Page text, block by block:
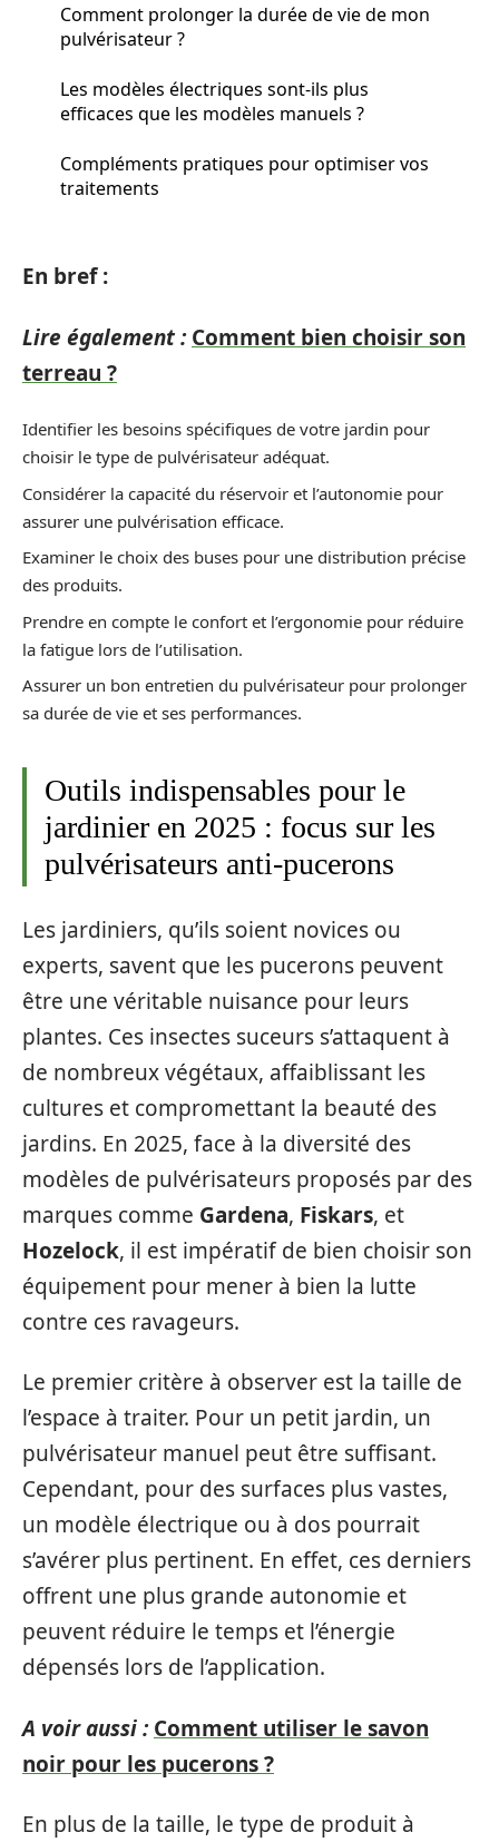
Comment prolonger la durée de vie de mon
pulvérisateur ?
Les modèles électriques sont-ils plus
efficaces que les modèles manuels ?
Compléments pratiques pour optimiser vos
traitements
En bref :
Lire également : Comment bien choisir son
terreau ?
Identifier les besoins spécifiques de votre jardin pour
choisir le type de pulvérisateur adéquat.
Considérer la capacité du réservoir et l’autonomie pour
assurer une pulvérisation efficace.
Examiner le choix des buses pour une distribution précise
des produits.
Prendre en compte le confort et l’ergonomie pour réduire
la fatigue lors de l’utilisation.
Assurer un bon entretien du pulvérisateur pour prolonger
sa durée de vie et ses performances.
Outils indispensables pour le
jardinier en 2025 : focus sur les
pulvérisateurs anti-pucerons
Les jardiniers, qu’ils soient novices ou
experts, savent que les pucerons peuvent
être une véritable nuisance pour leurs
plantes. Ces insectes suceurs s’attaquent à
de nombreux végétaux, affaiblissant les
cultures et compromettant la beauté des
jardins. En 2025, face à la diversité des
modèles de pulvérisateurs proposés par des
marques comme Gardena, Fiskars, et
Hozelock, il est impératif de bien choisir son
équipement pour mener à bien la lutte
contre ces ravageurs.
Le premier critère à observer est la taille de
l’espace à traiter. Pour un petit jardin, un
pulvérisateur manuel peut être suffisant.
Cependant, pour des surfaces plus vastes,
un modèle électrique ou à dos pourrait
s’avérer plus pertinent. En effet, ces derniers
offrent une plus grande autonomie et
peuvent réduire le temps et l’énergie
dépensés lors de l’application.
A voir aussi : Comment utiliser le savon
noir pour les pucerons ?
En plus de la taille, le type de produit à